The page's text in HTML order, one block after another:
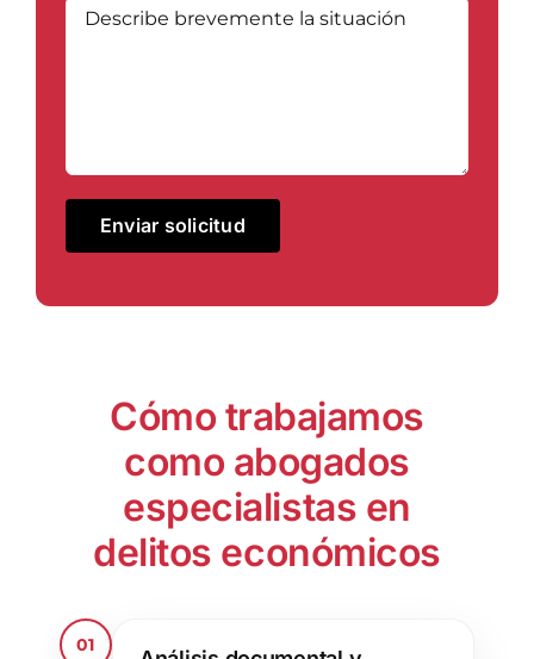
Cómo trabajamos
como abogados
especialistas en
delitos económicos
01